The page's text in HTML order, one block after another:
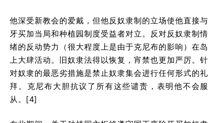
他深受新教会的爱戴，但他反奴隶制的立场使他直接与
牙买加当局和种植园制度受益者对立。反对反奴隶制情
绪的反动势力（很大程度上是由于克尼布的影响）在岛
上大肆活动。旧奴隶法得以恢复，宵禁也更加严厉。针
对奴隶的最恶劣措施是禁止奴隶集会进行任何形式的礼
拜。克尼布大胆抗议了所有这些谴责，表明他不会服
从。[4]